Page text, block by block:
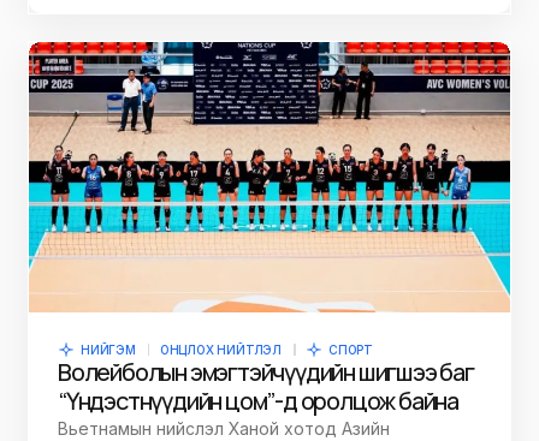
НИЙГЭМ ОНЦЛОХ НИЙТЛЭЛ СПОРТ
Волейболын эмэгтэйчүүдийн шигшээ баг
“Үндэстнүүдийн цом”-д оролцож байна
Вьетнамын нийслэл Ханой хотод Азийн